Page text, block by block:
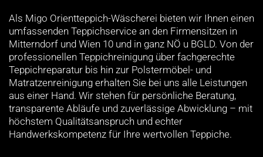
Als Migo Orientteppich-Wäscherei bieten wir Ihnen einen
umfassenden Teppichservice an den Firmensitzen in
Mitterndorf und Wien 10 und in ganz NÖ u BGLD. Von der
professionellen Teppichreinigung über fachgerechte
Teppichreparatur bis hin zur Polstermöbel- und
Matratzenreinigung erhalten Sie bei uns alle Leistungen
aus einer Hand. Wir stehen für persönliche Beratung,
transparente Abläufe und zuverlässige Abwicklung – mit
höchstem Qualitätsanspruch und echter
Handwerkskompetenz für Ihre wertvollen Teppiche.